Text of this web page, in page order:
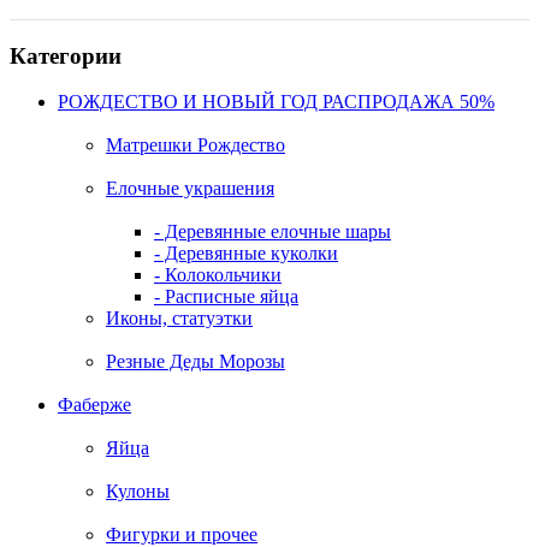
Категории
РОЖДЕСТВО И НОВЫЙ ГОД РАСПРОДАЖА 50%
Матрешки Рождество
Елочные украшения
- Деревянные елочные шары
- Деревянные куколки
- Колокольчики
- Расписные яйца
Иконы, статуэтки
Резные Деды Морозы
Фаберже
Яйца
Кулоны
Фигурки и прочее